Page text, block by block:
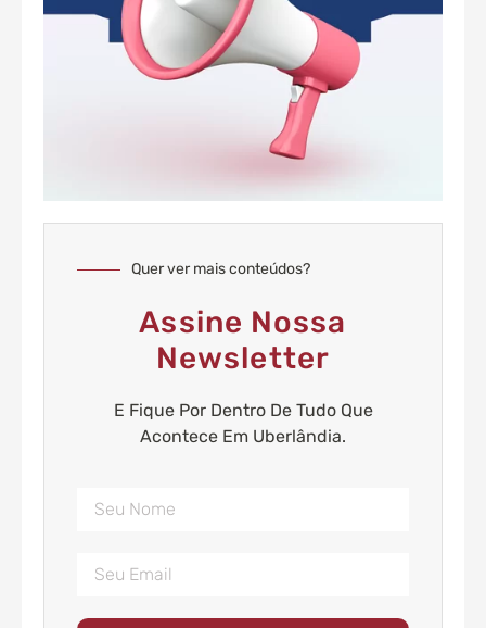
Quer ver mais conteúdos?
Assine Nossa
Newsletter
E Fique Por Dentro De Tudo Que
Acontece Em Uberlândia.